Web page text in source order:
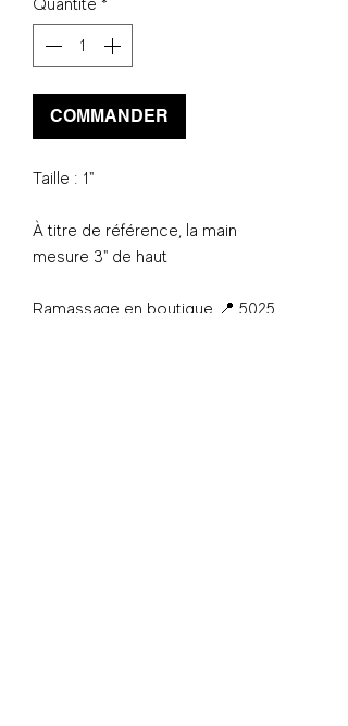
Quantité *
COMMANDER
Taille : 1"
À titre de référence, la main
mesure 3" de haut
Ramassage en boutique 📍 5025